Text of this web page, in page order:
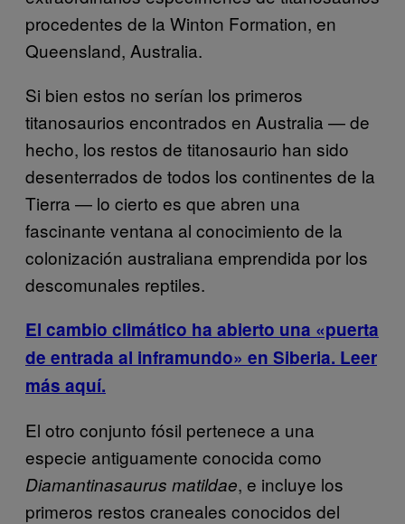
procedentes de la Winton Formation, en
Queensland, Australia.
Si bien estos no serían los primeros
titanosaurios encontrados en Australia — de
hecho, los restos de titanosaurio han sido
desenterrados de todos los continentes de la
Tierra — lo cierto es que abren una
fascinante ventana al conocimiento de la
colonización australiana emprendida por los
descomunales reptiles.
El cambio climático ha abierto una «puerta
de entrada al inframundo» en Siberia. Leer
más aquí.
El otro conjunto fósil pertenece a una
especie antiguamente conocida como
Diamantinasaurus matildae, e incluye los
primeros restos craneales conocidos del